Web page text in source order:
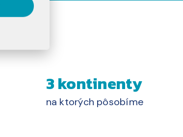
3 kontinenty
na ktorých pôsobíme